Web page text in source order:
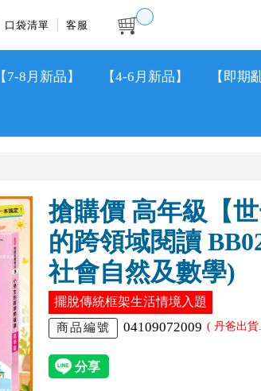
口袋清單 客服
【7-8月新品】 【4-6月新品】 【即期
搶購價 高年級【
的跨領域閱讀
社會自然及數學)
擺脫傳統框架生活情境入題
商品編號 04109072009 ( 丹爸出